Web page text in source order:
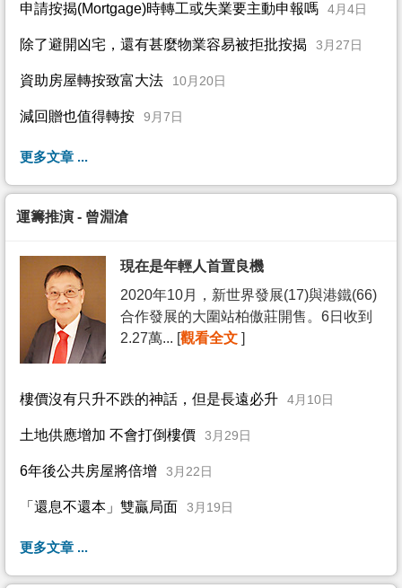
申請按揭(Mortgage)時轉工或失業要主動申報嗎 4月4日
除了避開凶宅，還有甚麼物業容易被拒批按揭 3月27日
資助房屋轉按致富大法 10月20日
減回贈也值得轉按 9月7日
更多文章 ...
運籌推演 - 曾淵滄
現在是年輕人首置良機
2020年10月，新世界發展(17)與港鐵(66)
合作發展的大圍站柏傲莊開售。6日收到
2.27萬... [觀看全文 ]
樓價沒有只升不跌的神話，但是長遠必升 4月10日
土地供應增加 不會打倒樓價 3月29日
6年後公共房屋將倍增 3月22日
「還息不還本」雙贏局面 3月19日
更多文章 ...